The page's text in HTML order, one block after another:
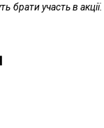
брати участь в